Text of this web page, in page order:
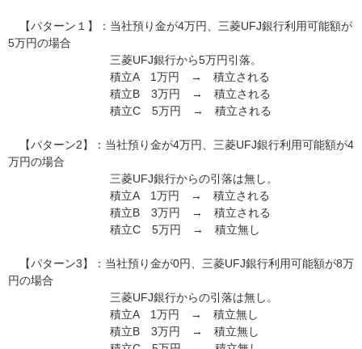
【パターン１】：当社預り金が4万円、三菱UFJ銀行利用可能額が
5万円の場合
三菱UFJ銀行から5万円引落。
積立A 1万円 → 積立される
積立B 3万円 → 積立される
積立C 5万円 → 積立される
【パターン2】：当社預り金が4万円、三菱UFJ銀行利用可能額が4
万円の場合
三菱UFJ銀行からの引落は無し。
積立A 1万円 → 積立される
積立B 3万円 → 積立される
積立C 5万円 → 積立無し
【パターン3】：当社預り金が0円、三菱UFJ銀行利用可能額が8万
円の場合
三菱UFJ銀行からの引落は無し。
積立A 1万円 → 積立無し
積立B 3万円 → 積立無し